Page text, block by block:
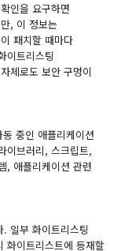
인을 요구하면
, 이 정보는
패치할 때마다
이트리스팅
체로도 보안 구멍이
중인 애플리케이션
이브러리, 스크립트,
, 애플리케이션 관련
일부 화이트리스팅
화이트리스트에 등재할